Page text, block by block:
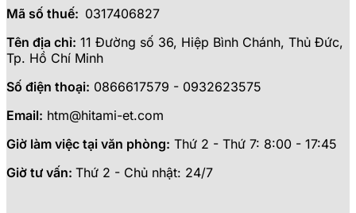
Mã số thuế: 0317406827
Tên địa chỉ: 11 Đường số 36, Hiệp Bình Chánh, Thủ Đức,
Tp. Hồ Chí Minh
Số điện thoại: 0866617579 - 0932623575
Email: htm@hitami-et.com
Giờ làm việc tại văn phòng: Thứ 2 - Thứ 7: 8:00 - 17:45
Giờ tư vấn: Thứ 2 - Chủ nhật: 24/7